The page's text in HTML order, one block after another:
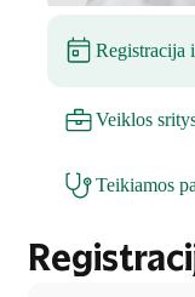
Registracija
Veiklos
Teikiamos